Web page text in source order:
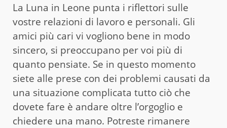
La Luna in Leone punta i riflettori sulle
vostre relazioni di lavoro e personali. Gli
amici più cari vi vogliono bene in modo
sincero, si preoccupano per voi più di
quanto pensiate. Se in questo momento
siete alle prese con dei problemi causati da
una situazione complicata tutto ciò che
dovete fare è andare oltre l’orgoglio e
chiedere una mano. Potreste rimanere